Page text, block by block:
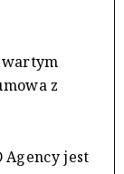
z
Agency jest